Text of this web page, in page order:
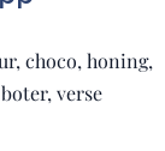
choco, honing,
verse